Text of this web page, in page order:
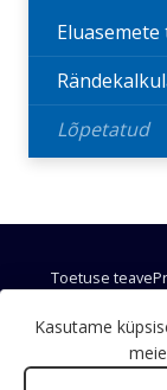
Lõpetatud
Toetuse teave
© 2026
Kasutame